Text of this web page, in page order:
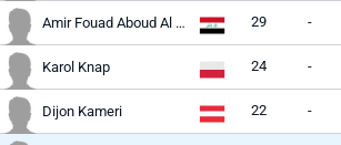
Amir Fouad Aboud Al Ammari 29 -
Karol Knap 24 -
Dijon Kameri 22 -